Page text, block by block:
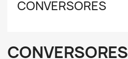
CONVERSORES
CONVERSORES